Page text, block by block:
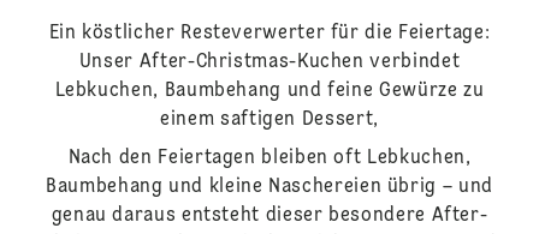
Ein köstlicher Resteverwerter für die Feiertage:
Unser After-Christmas-Kuchen verbindet
Lebkuchen, Baumbehang und feine Gewürze zu
einem saftigen Dessert,
Nach den Feiertagen bleiben oft Lebkuchen,
Baumbehang und kleine Naschereien übrig – und
genau daraus entsteht dieser besondere After-